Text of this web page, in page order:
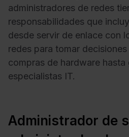
administradores de redes
responsabilidades que
desde servir de enlace con
redes para tomar
compras de hardware
especialistas IT.
Administrador de